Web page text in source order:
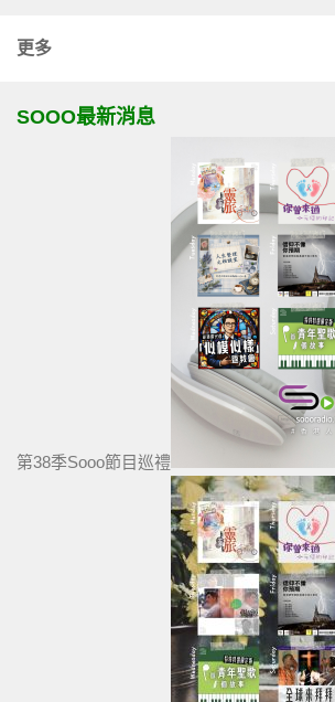
更多
SOOO最新消息
第38季Sooo節目巡禮